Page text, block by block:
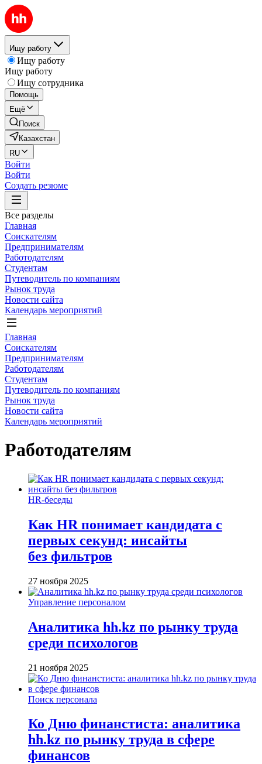
Ищу работу
Ищу работу
Ищу работу
Ищу сотрудника
Помощь
Ещё
Поиск
Казахстан
RU
Войти
Войти
Создать резюме
Все разделы
Главная
Соискателям
Предпринимателям
Работодателям
Студентам
Путеводитель по компаниям
Рынок труда
Новости сайта
Календарь мероприятий
Главная
Соискателям
Предпринимателям
Работодателям
Студентам
Путеводитель по компаниям
Рынок труда
Новости сайта
Календарь мероприятий
Работодателям
HR-беседы
Как HR понимает кандидата с
первых секунд: инсайты
без фильтров
27 ноября 2025
Управление персоналом
Аналитика hh.kz по рынку труда
среди психологов
21 ноября 2025
Поиск персонала
Ко Дню финанстиста: аналитика
hh.kz по рынку труда в сфере
финансов